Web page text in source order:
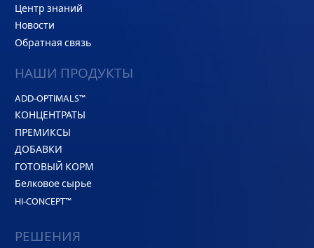
Центр знаний
Новости
Обратная связь
НАШИ ПРОДУКТЫ
ADD-OPTIMALS™
КОНЦЕНТРАТЫ
ПРЕМИКСЫ
ДОБАВКИ
ГОТОВЫЙ КОРМ
Белковое сырье
HI-CONCEPT™
РЕШЕНИЯ